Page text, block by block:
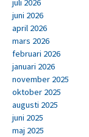
juli 2026
juni 2026
april 2026
mars 2026
februari 2026
januari 2026
november 2025
oktober 2025
augusti 2025
juni 2025
maj 2025